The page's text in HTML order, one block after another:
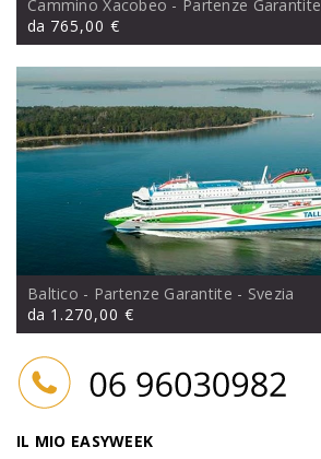
Cammino Xacobeo - Partenze Garantite
da 765,00 €
Baltico - Partenze Garantite - Svezia
da 1.270,00 €
IL MIO EASYWEEK